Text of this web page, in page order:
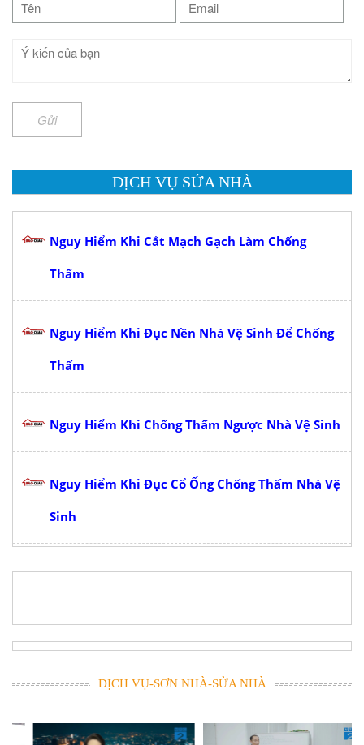
Gửi
DỊCH VỤ SỬA NHÀ
Nguy Hiểm Khi Cắt Mạch Gạch Làm Chống
Thấm
Nguy Hiểm Khi Đục Nền Nhà Vệ Sinh Để Chống
Thấm
Nguy Hiểm Khi Chống Thấm Ngược Nhà Vệ Sinh
Nguy Hiểm Khi Đục Cổ Ống Chống Thấm Nhà Vệ
Sinh
DỊCH VỤ-SƠN NHÀ-SỬA NHÀ